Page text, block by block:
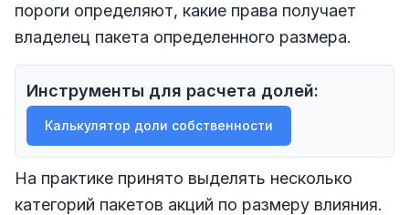
пороги определяют, какие права получает
владелец пакета определенного размера.
Инструменты для расчета долей:
Калькулятор доли собственности
На практике принято выделять несколько
категорий пакетов акций по размеру влияния.